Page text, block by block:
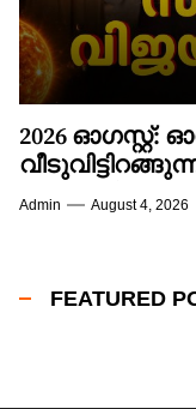
2026 ഓഗസ്റ്റ്:
കാര്യവിജയം
Admin August 4, 2026
FEATURED